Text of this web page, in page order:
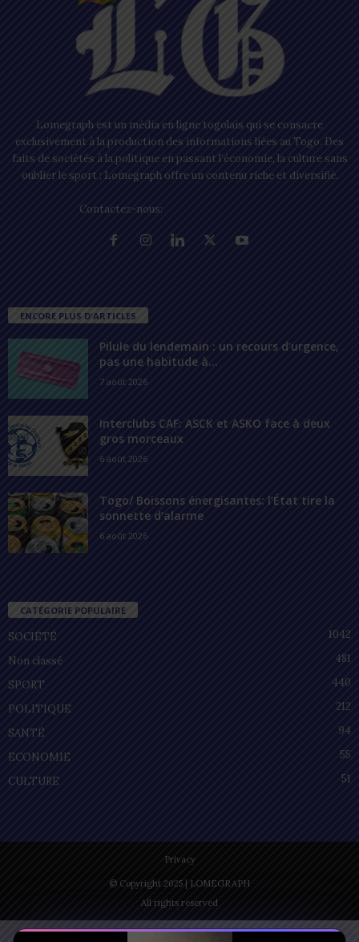
Lomegraph est un média en ligne togolais qui se consacre
exclusivement à la production des informations liées au Togo. Des
faits de sociétés à la politique en passant l’économie, la culture sans
oublier le sport ; Lomegraph offre un contenu riche et diversifié.
Contactez-nous:
ENCORE PLUS D'ARTICLES
Pilule du lendemain : un recours d’urgence,
pas une habitude à...
7 août 2026
Interclubs CAF: ASCK et ASKO face à deux
gros morceaux
6 août 2026
Togo/ Boissons énergisantes: l’État tire la
sonnette d’alarme
6 août 2026
CATÉGORIE POPULAIRE
SOCIÉTÉ
1042
Non classé
481
SPORT
440
POLITIQUE
212
SANTÉ
94
ECONOMIE
55
CULTURE
51
Privacy
© Copyright 2025 | LOMEGRAPH
All rights reserved